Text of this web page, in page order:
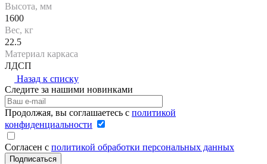
Высота, мм
1600
Вес, кг
22.5
Материал каркаса
ЛДСП
Назад к списку
Следите за нашими новинками
Продолжая, вы соглашаетесь с политикой
конфиденциальности
Согласен с политикой обработки персональных данных